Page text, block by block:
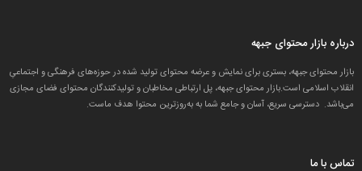
درباره بازار محتوای جبهه
بازار محتوای جبهه، بستری برای نمایش و عرضه محتوای تولید شده در حوزه‌های فرهنگی و اجتماعیِ
انقلاب اسلامی است.بازار محتوای جبهه، پل ارتباطی مخاطبان و تولید‌کنندگان محتوای فضای مجازی
می‌باشد. دسترسی سریع، آسان و جامع شما به به‌روزترین محتوا هدف ماست.
تماس با ما